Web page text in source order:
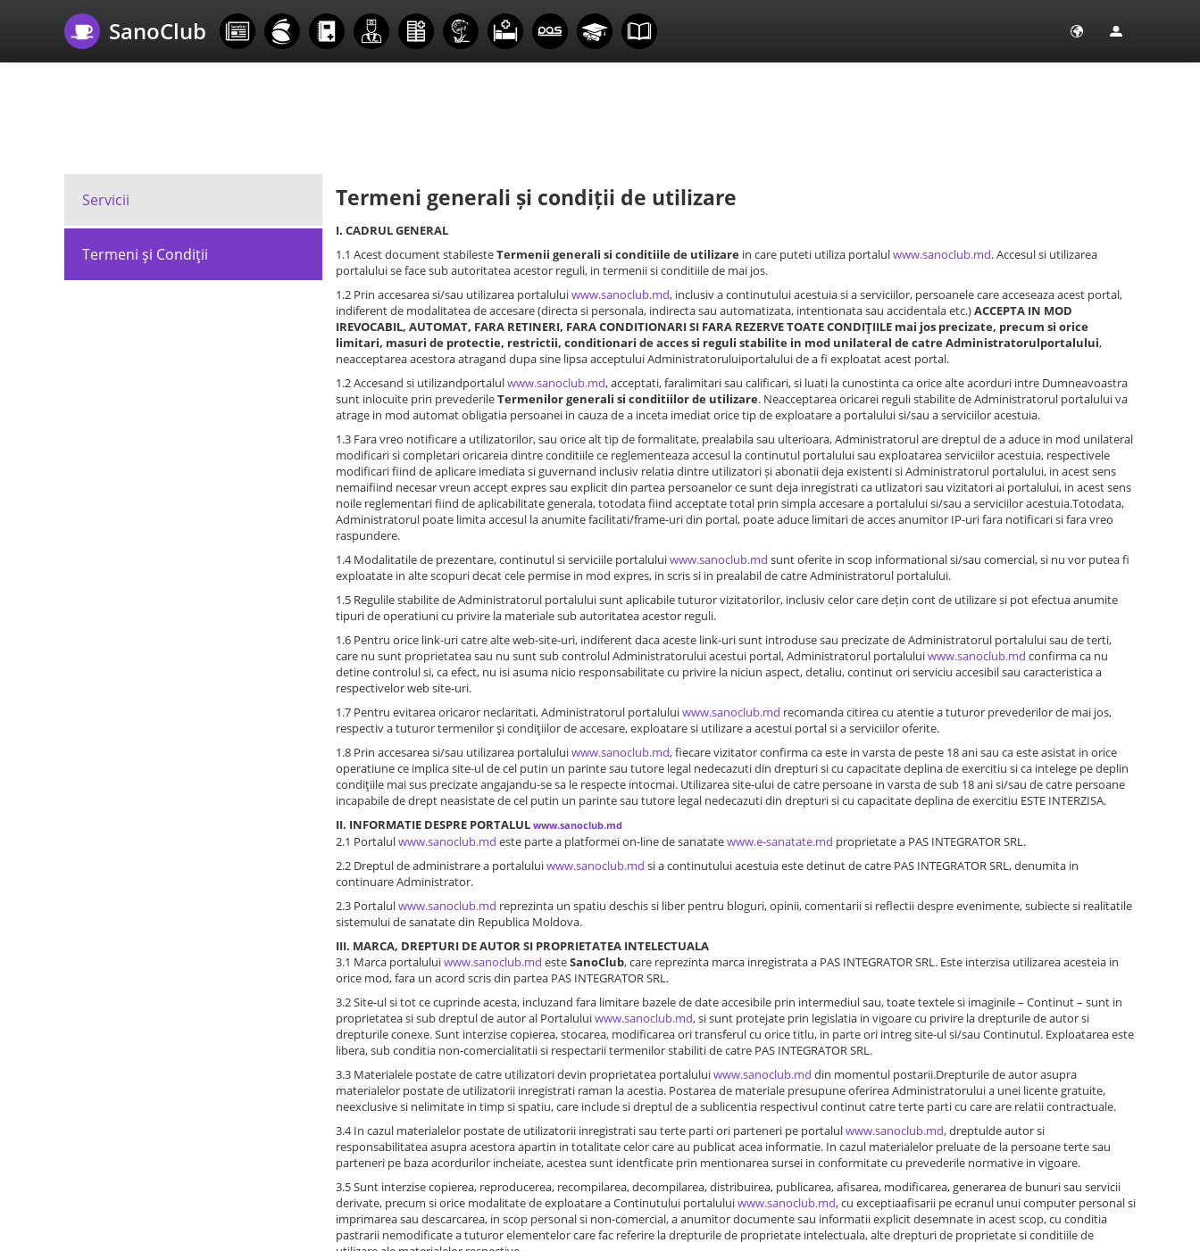
SanoClub
Servicii
Termeni şi Condiţii
Termeni generali și condiții de utilizare
I. CADRUL GENERAL
1.1 Acest document stabilesteTermenii generali si conditiile de utilizarein care puteti utiliza portalulwww.sanoclub.md. Accesul si utilizarea
portalului se face sub autoritatea acestor reguli, in termenii si conditiile de mai jos.
1.2 Prin accesarea si/sau utilizarea portaluluiwww.sanoclub.md, inclusiv a continutului acestuia si a serviciilor, persoanele care acceseaza acest portal,
indiferent de modalitatea de accesare (directa si personala, indirecta sau automatizata, intentionata sau accidentala etc.)ACCEPTA IN MOD
IREVOCABIL, AUTOMAT, FARA RETINERI, FARA CONDITIONARI SI FARA REZERVE TOATE CONDIŢIILE mai jos precizate, precum si orice
limitari, masuri de protectie, restrictii, conditionari de acces si reguli stabilite in mod unilateral de catre Administratorulportalului,
neacceptarea acestora atragand dupa sine lipsa acceptului Administratoruluiportalului de a fi exploatat acest portal.
1.2 Accesand si utilizandportalulwww.sanoclub.md, acceptati, faralimitari sau calificari, si luati la cunostinta ca orice alte acorduri intre Dumneavoastra
sunt inlocuite prin prevederileTermenilor generali si conditiilor de utilizare. Neacceptarea oricarei reguli stabilite de Administratorul portalului va
atrage in mod automat obligatia persoanei in cauza de a inceta imediat orice tip de exploatare a portalului si/sau a serviciilor acestuia.
1.3 Fara vreo notificare a utilizatorilor, sau orice alt tip de formalitate, prealabila sau ulterioara, Administratorul are dreptul de a aduce in mod unilateral
modificari si completari oricareia dintre conditiile ce reglementeaza accesul la continutul portalului sau exploatarea serviciilor acestuia, respectivele
modificari fiind de aplicare imediata si guvernand inclusiv relatia dintre utilizatori și abonatii deja existenti si Administratorul portalului, in acest sens
nemaifiind necesar vreun accept expres sau explicit din partea persoanelor ce sunt deja inregistrati ca utlizatori sau vizitatori ai portalului, in acest sens
noile reglementari fiind de aplicabilitate generala, totodata fiind acceptate total prin simpla accesare a portalului si/sau a serviciilor acestuia.Totodata,
Administratorul poate limita accesul la anumite facilitati/frame-uri din portal, poate aduce limitari de acces anumitor IP-uri fara notificari si fara vreo
raspundere.
1.4 Modalitatile de prezentare, continutul si serviciile portaluluiwww.sanoclub.md sunt oferite in scop informational si/sau comercial, si nu vor putea fi
exploatate in alte scopuri decat cele permise in mod expres, in scris si in prealabil de catre Administratorul portalului.
1.5 Regulile stabilite de Administratorul portalului sunt aplicabile tuturor vizitatorilor, inclusiv celor care dețin cont de utilizare si pot efectua anumite
tipuri de operatiuni cu privire la materiale sub autoritatea acestor reguli.
1.6 Pentru orice link-uri catre alte web-site-uri, indiferent daca aceste link-uri sunt introduse sau precizate de Administratorul portalului sau de terti,
care nu sunt proprietatea sau nu sunt sub controlul Administratorului acestui portal, Administratorul portaluluiwww.sanoclub.md confirma ca nu
detine controlul si, ca efect, nu isi asuma nicio responsabilitate cu privire la niciun aspect, detaliu, continut ori serviciu accesibil sau caracteristica a
respectivelor web site-uri.
1.7 Pentru evitarea oricaror neclaritati, Administratorul portaluluiwww.sanoclub.md recomanda citirea cu atentie a tuturor prevederilor de mai jos,
respectiv a tuturor termenilor şi condiţiilor de accesare, exploatare si utilizare a acestui portal si a serviciilor oferite.
1.8 Prin accesarea si/sau utilizarea portaluluiwww.sanoclub.md, fiecare vizitator confirma ca este in varsta de peste 18 ani sau ca este asistat in orice
operatiune ce implica site-ul de cel putin un parinte sau tutore legal nedecazuti din drepturi si cu capacitate deplina de exercitiu si ca intelege pe deplin
condiţiile mai sus precizate angajandu-se sa le respecte intocmai. Utilizarea site-ului de catre persoane in varsta de sub 18 ani si/sau de catre persoane
incapabile de drept neasistate de cel putin un parinte sau tutore legal nedecazuti din drepturi si cu capacitate deplina de exercitiu ESTE INTERZISA.
II. INFORMATIE DESPRE PORTALUL www.sanoclub.md
2.1 Portalulwww.sanoclub.md este parte a platformei on-line de sanatatewww.e-sanatate.md proprietate a PAS INTEGRATOR SRL.
2.2 Dreptul de administrare a portaluluiwww.sanoclub.md si a continutului acestuia este detinut de catre PAS INTEGRATOR SRL, denumita in
continuare Administrator.
2.3 Portalulwww.sanoclub.md reprezinta un spatiu deschis si liber pentru bloguri, opinii, comentarii si reflectii despre evenimente, subiecte si realitatile
sistemului de sanatate din Republica Moldova.
III. MARCA, DREPTURI DE AUTOR SI PROPRIETATEA INTELECTUALA
3.1 Marca portaluluiwww.sanoclub.md esteSanoClub, care reprezinta marca inregistrata a PAS INTEGRATOR SRL. Este interzisa utilizarea acesteia in
orice mod, fara un acord scris din partea PAS INTEGRATOR SRL.
3.2 Site-ul si tot ce cuprinde acesta, incluzand fara limitare bazele de date accesibile prin intermediul sau, toate textele si imaginile – Continut – sunt in
proprietatea si sub dreptul de autor al Portaluluiwww.sanoclub.md, si sunt protejate prin legislatia in vigoare cu privire la drepturile de autor si
drepturile conexe. Sunt interzise copierea, stocarea, modificarea ori transferul cu orice titlu, in parte ori intreg site-ul si/sau Continutul. Exploatarea este
libera, sub conditia non-comercialitatii si respectarii termenilor stabiliti de catre PAS INTEGRATOR SRL.
3.3 Materialele postate de catre utilizatori devin proprietatea portaluluiwww.sanoclub.md din momentul postarii.Drepturile de autor asupra
materialelor postate de utilizatorii inregistrati raman la acestia. Postarea de materiale presupune oferirea Administratorului a unei licente gratuite,
neexclusive si nelimitate in timp si spatiu, care include si dreptul de a sublicentia respectivul continut catre terte parti cu care are relatii contractuale.
3.4 In cazul materialelor postate de utilizatorii inregistrati sau terte parti ori parteneri pe portalulwww.sanoclub.md, dreptulde autor si
responsabilitatea asupra acestora apartin in totalitate celor care au publicat acea informatie. In cazul materialelor preluate de la persoane terte sau
parteneri pe baza acordurilor incheiate, acestea sunt identficate prin mentionarea sursei in conformitate cu prevederile normative in vigoare.
3.5 Sunt interzise copierea, reproducerea, recompilarea, decompilarea, distribuirea, publicarea, afisarea, modificarea, generarea de bunuri sau servicii
derivate, precum si orice modalitate de exploatare a Continutului portaluluiwww.sanoclub.md, cu exceptiaafisarii pe ecranul unui computer personal si
imprimarea sau descarcarea, in scop personal si non-comercial, a anumitor documente sau informatii explicit desemnate in acest scop, cu conditia
pastrarii nemodificate a tuturor elementelor care fac referire la drepturile de proprietate intelectuala, alte drepturi de proprietate si conditiile de